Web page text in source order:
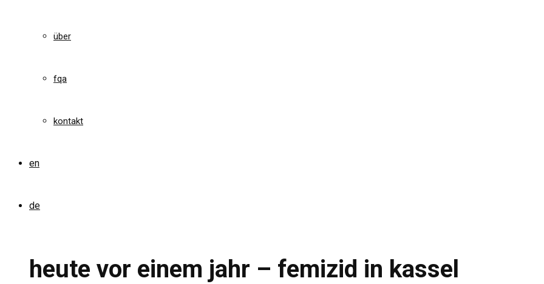
über
fqa
kontakt
en
de
heute vor einem jahr – femizid in kassel